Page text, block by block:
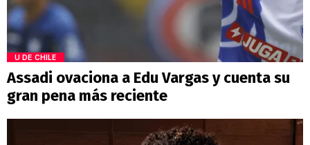
U DE CHILE
Assadi ovaciona a Edu Vargas y cuenta su
gran pena más reciente